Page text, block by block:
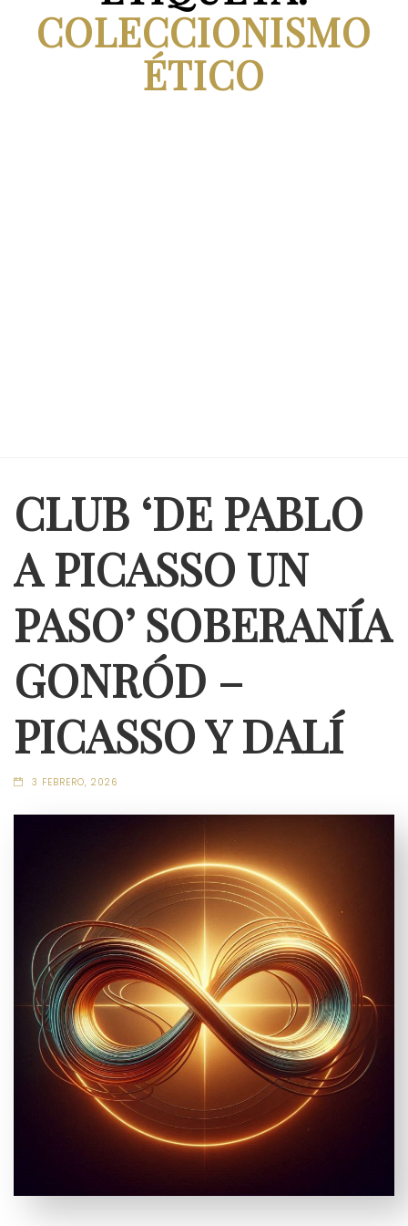
COLECCIONISMO
ÉTICO
CLUB ‘DE PABLO
A PICASSO UN
PASO’ SOBERANÍA
GONRÓD –
PICASSO Y DALÍ
3 FEBRERO, 2026